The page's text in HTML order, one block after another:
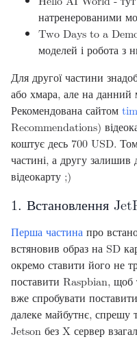
натренерованими
Two Days to a
моделей і робота з
Для другої частини
або хмара, але на
Рекомендована сайтом
Recommendations)
коштує десь 700 USD.
частині, а другу залишив
відеокарту ;)
1. Встановлення
Перша частина про
встяновив образ на SD
окремо ставити його не
поставити Raspbian, щоб
вже спробувати
далеке майбутнє, спрешу
Jetson без X сервер